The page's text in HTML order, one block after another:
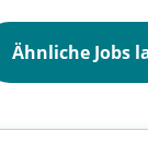
Ähnliche Jobs